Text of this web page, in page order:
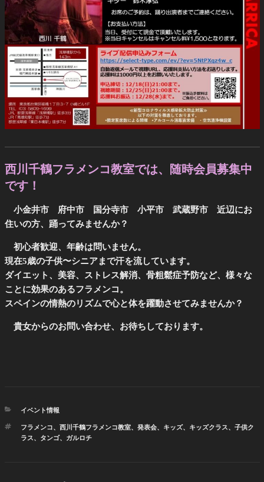
西川千鶴フラメンコ教室では、随時会員募集中
です！
小金井市 府中市 国分寺市 小平市 武蔵野市 近辺にお
住いの方、踊ってみませんか？
初心者歓迎、年齢は問いません。
現在5歳の子供〜シニアまで汗を流しています。
ダイエット、美容、ストレス解消、骨粗鬆症予防など、様々な
ことに効果のあるフラメンコ。
スペインの情熱のリズムで心と体を躍動させてみませんか？
貴女からのお問い合わせ、お待ちしております。
カ
ゴ
リ
イベント情報
タ
グ
フラメンコ、西川千鶴フラメンコ教室、発表会、キッズ、キッズクラス、子供ク
ラス、タンゴ、ガルロチ